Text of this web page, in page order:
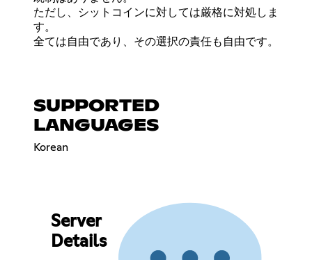
ただし、シットコインに対しては厳格に対処しま
す。
全ては自由であり、その選択の責任も自由です。
SUPPORTED
LANGUAGES
Korean
Server
Details